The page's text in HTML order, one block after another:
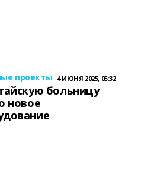
проекты 4 ИЮНЯ 2025, 05:32
больницу
новое